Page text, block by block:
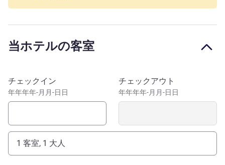
two international airports: Recife Guararapes (in Recife),
important cities in the Northeast. In addition to natural
such as Japaratinga, São Miguel dos Milagres and Praia
dos Carneiros.
to relax and explore paradise beaches and nearby
destinations, such as Japaratinga, São Miguel dos
Milagres, and Praia dos Carneiros.
当ホテルの客室
このホテルを予約
チェックイン
年年年年-月月-日日
チェックアウト
年年年年-月月-日日
1 客室, 1 大人